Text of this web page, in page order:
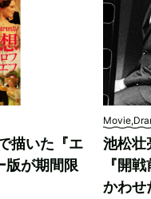
描いた『エ
版が期間限
池松壮
『開
かわせ